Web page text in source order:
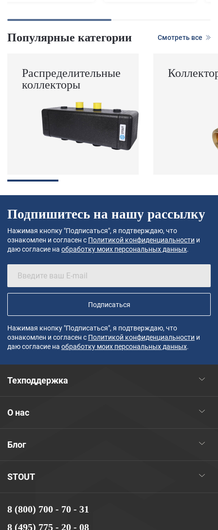
Популярные категории Смотреть все
Распределительные
коллекторы
Подпишитесь на нашу рассылку
Нажимая кнопку "Подписаться", я подтверждаю, что
ознакомлен и согласен с Политикой конфиденциальности и
даю согласие на обработку моих персональных данных.
Подписаться
Нажимая кнопку "Подписаться", я подтверждаю, что
ознакомлен и согласен с Политикой конфиденциальности и
даю согласие на обработку моих персональных данных.
8 (800) 700 - 70 - 31
8 (495) 775 - 20 - 08
STOUT
Блог
О нас
Техподдержка